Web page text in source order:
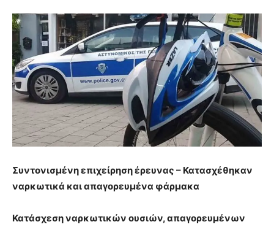
Συντονισμένη επιχείρηση έρευνας – Κατασχέθηκαν
ναρκωτικά και απαγορευμένα φάρμακα
Κατάσχεση ναρκωτικών ουσιών, απαγορευμένων